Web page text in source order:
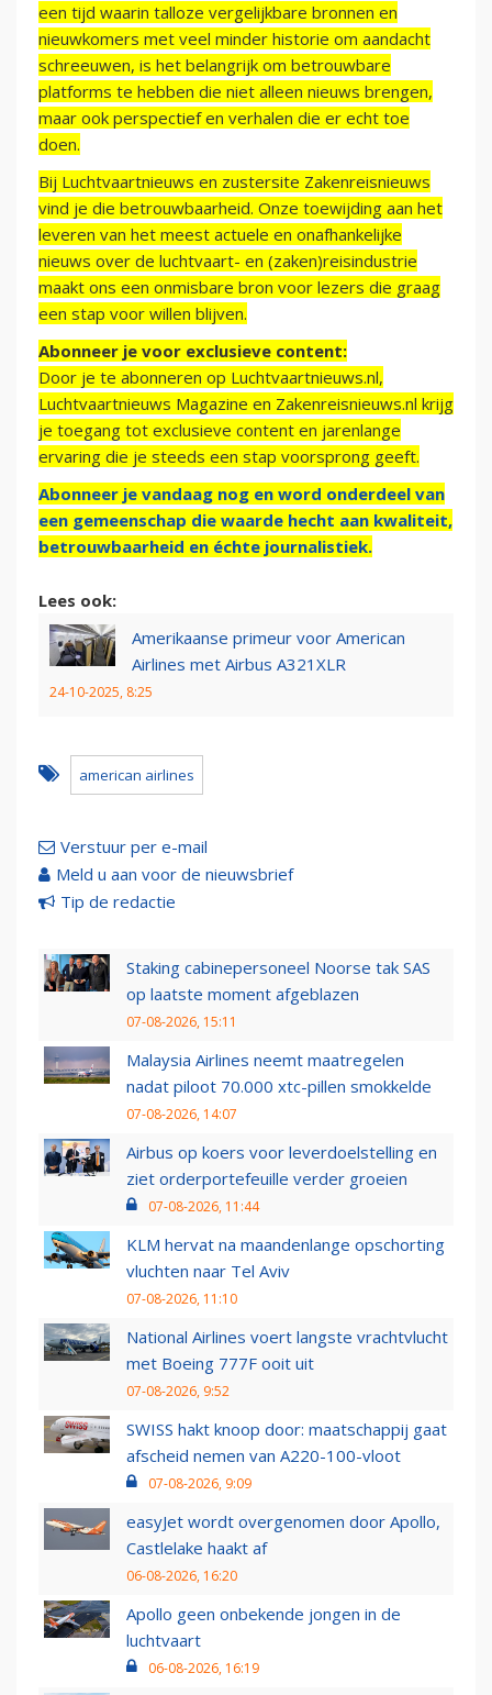
een tijd waarin talloze vergelijkbare bronnen en
nieuwkomers met veel minder historie om aandacht
schreeuwen, is het belangrijk om betrouwbare
platforms te hebben die niet alleen nieuws brengen,
maar ook perspectief en verhalen die er echt toe
doen.
Bij Luchtvaartnieuws en zustersite Zakenreisnieuws
vind je die betrouwbaarheid. Onze toewijding aan het
leveren van het meest actuele en onafhankelijke
nieuws over de luchtvaart- en (zaken)reisindustrie
maakt ons een onmisbare bron voor lezers die graag
een stap voor willen blijven.
Abonneer je voor exclusieve content:
Door je te abonneren op Luchtvaartnieuws.nl,
Luchtvaartnieuws Magazine en Zakenreisnieuws.nl krijg
je toegang tot exclusieve content en jarenlange
ervaring die je steeds een stap voorsprong geeft.
Abonneer je vandaag nog en word onderdeel van
een gemeenschap die waarde hecht aan kwaliteit,
betrouwbaarheid en échte journalistiek.
Lees ook:
Amerikaanse primeur voor American
Airlines met Airbus A321XLR
24-10-2025, 8:25
american airlines
Verstuur per e-mail
Meld u aan voor de nieuwsbrief
Tip de redactie
Staking cabinepersoneel Noorse tak SAS
op laatste moment afgeblazen
07-08-2026, 15:11
Malaysia Airlines neemt maatregelen
nadat piloot 70.000 xtc-pillen smokkelde
07-08-2026, 14:07
Airbus op koers voor leverdoelstelling en
ziet orderportefeuille verder groeien
07-08-2026, 11:44
KLM hervat na maandenlange opschorting
vluchten naar Tel Aviv
07-08-2026, 11:10
National Airlines voert langste vrachtvlucht
met Boeing 777F ooit uit
07-08-2026, 9:52
SWISS hakt knoop door: maatschappij gaat
afscheid nemen van A220-100-vloot
07-08-2026, 9:09
easyJet wordt overgenomen door Apollo,
Castlelake haakt af
06-08-2026, 16:20
Apollo geen onbekende jongen in de
luchtvaart
06-08-2026, 16:19